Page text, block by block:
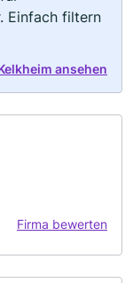
Einfach filtern
ansehen
Firma bewerten